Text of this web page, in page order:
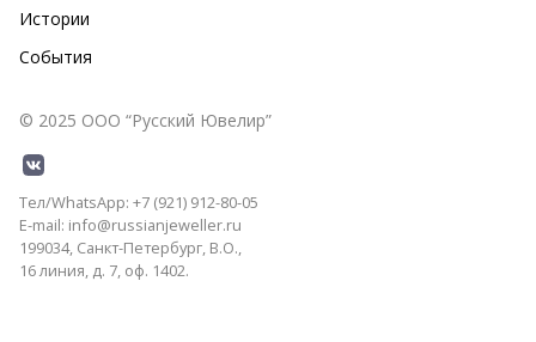
© 2025 ООО “Русский Ювелир”
Тел/WhatsApp: +7 (921) 912-80-05
E-mail: info@russianjeweller.ru
199034, Санкт-Петербург, В.О.,
16 линия, д. 7, оф. 1402.
Истории
События